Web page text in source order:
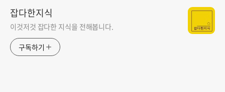
잡다한지식
이것저것 잡다한 지식을 전해봅니다.
구독하기